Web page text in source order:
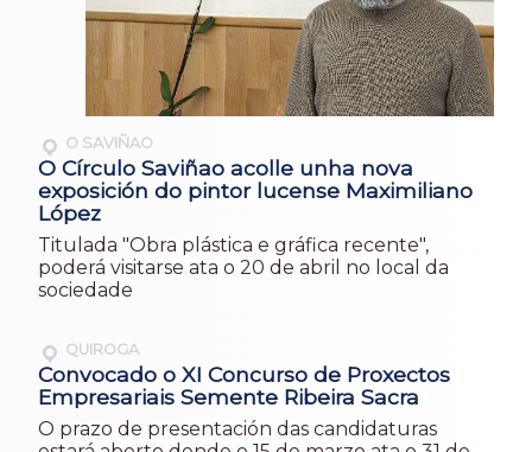
O SAVIÑAO
O Círculo Saviñao acolle unha nova
exposición do pintor lucense Maximiliano
López
Titulada "Obra plástica e gráfica recente",
poderá visitarse ata o 20 de abril no local da
sociedade
QUIROGA
Convocado o XI Concurso de Proxectos
Empresariais Semente Ribeira Sacra
O prazo de presentación das candidaturas